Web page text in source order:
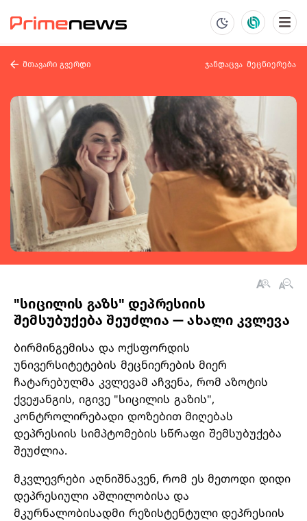
მთავარი გვერდი ჯანდაცვა მეცნიერება
"სიცილის გაზს" დეპრესიის
შემსუბუქება შეუძლია — ახალი კვლევა
ბირმინგემისა და ოქსფორდის
უნივერსიტეტების მეცნიერების მიერ
ჩატარებულმა კვლევამ აჩვენა, რომ აზოტის
ქვეჟანგის, იგივე "სიცილის გაზის",
კონტროლირებადი დოზებით მიღებას
დეპრესიის სიმპტომების სწრაფი შემსუბუქება
შეუძლია.
მკვლევრები აღნიშნავენ, რომ ეს მეთოდი დიდი
დეპრესიული აშლილობისა და
მკურნალობისადმი რეზისტენტული დეპრესიის